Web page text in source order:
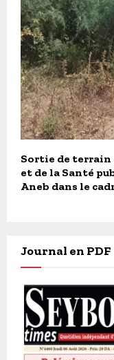
Sortie de terrain
et de la Santé
Aneb dans le
Journal en PDF